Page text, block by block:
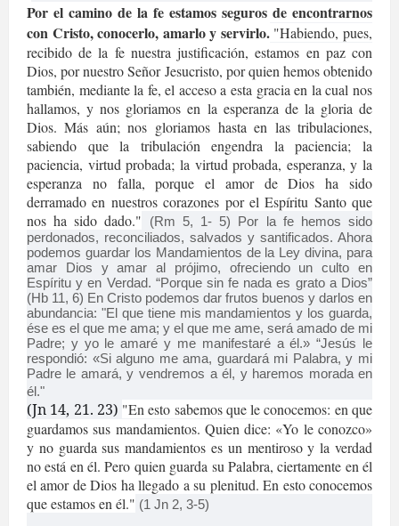
Por el camino de la fe estamos seguros de encontrarnos
con Cristo, conocerlo, amarlo y servirlo."Habiendo, pues,
recibido de la fe nuestra justificación, estamos en paz con
Dios, por nuestro Señor Jesucristo, por quien hemos obtenido
también, mediante la fe, el acceso a esta gracia en la cual nos
hallamos, y nos gloriamos en la esperanza de la gloria de
Dios. Más aún; nos gloriamos hasta en las tribulaciones,
sabiendo que la tribulación engendra la paciencia; la
paciencia, virtud probada; la virtud probada, esperanza, y la
esperanza no falla, porque el amor de Dios ha sido
derramado en nuestros corazones por el Espíritu Santo que
nos ha sido dado." (Rm 5, 1- 5) Por la fe hemos sido
perdonados, reconciliados, salvados y santificados. Ahora
podemos guardar los Mandamientos de la Ley divina, para
amar Dios y amar al prójimo, ofreciendo un culto en
Espíritu y en Verdad. “Porque sin fe nada es grato a Dios”
(Hb 11, 6) En Cristo podemos dar frutos buenos y darlos en
abundancia: "El que tiene mis mandamientos y los guarda,
ése es el que me ama; y el que me ame, será amado de mi
Padre; y yo le amaré y me manifestaré a él.» “Jesús le
respondió: «Si alguno me ama, guardará mi Palabra, y mi
Padre le amará, y vendremos a él, y haremos morada en
él."
(Jn 14, 21. 23) "En esto sabemos que le conocemos: en que
guardamos sus mandamientos. Quien dice: «Yo le conozco»
y no guarda sus mandamientos es un mentiroso y la verdad
no está en él. Pero quien guarda su Palabra, ciertamente en él
el amor de Dios ha llegado a su plenitud. En esto conocemos
que estamos en él." (1 Jn 2, 3-5)